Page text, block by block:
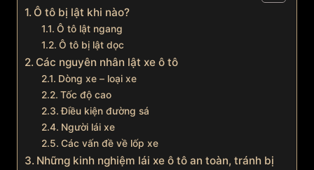
Ô tô bị lật khi nào?
Ô tô lật ngang
Ô tô bị lật dọc
Các nguyên nhân lật xe ô tô
Dòng xe – loại xe
Tốc độ cao
Điều kiện đường sá
Người lái xe
Các vấn đề về lốp xe
Những kinh nghiệm lái xe ô tô an toàn, tránh bị